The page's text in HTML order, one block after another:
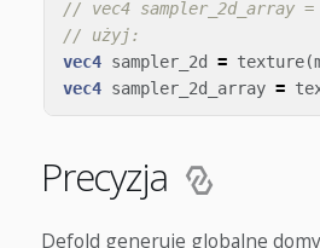
// vec4 sampler_2d_array
// użyj:
vec4 sampler_2d = texture(
vec4 sampler_2d_array =
Precyzja
Defold generuje globalne